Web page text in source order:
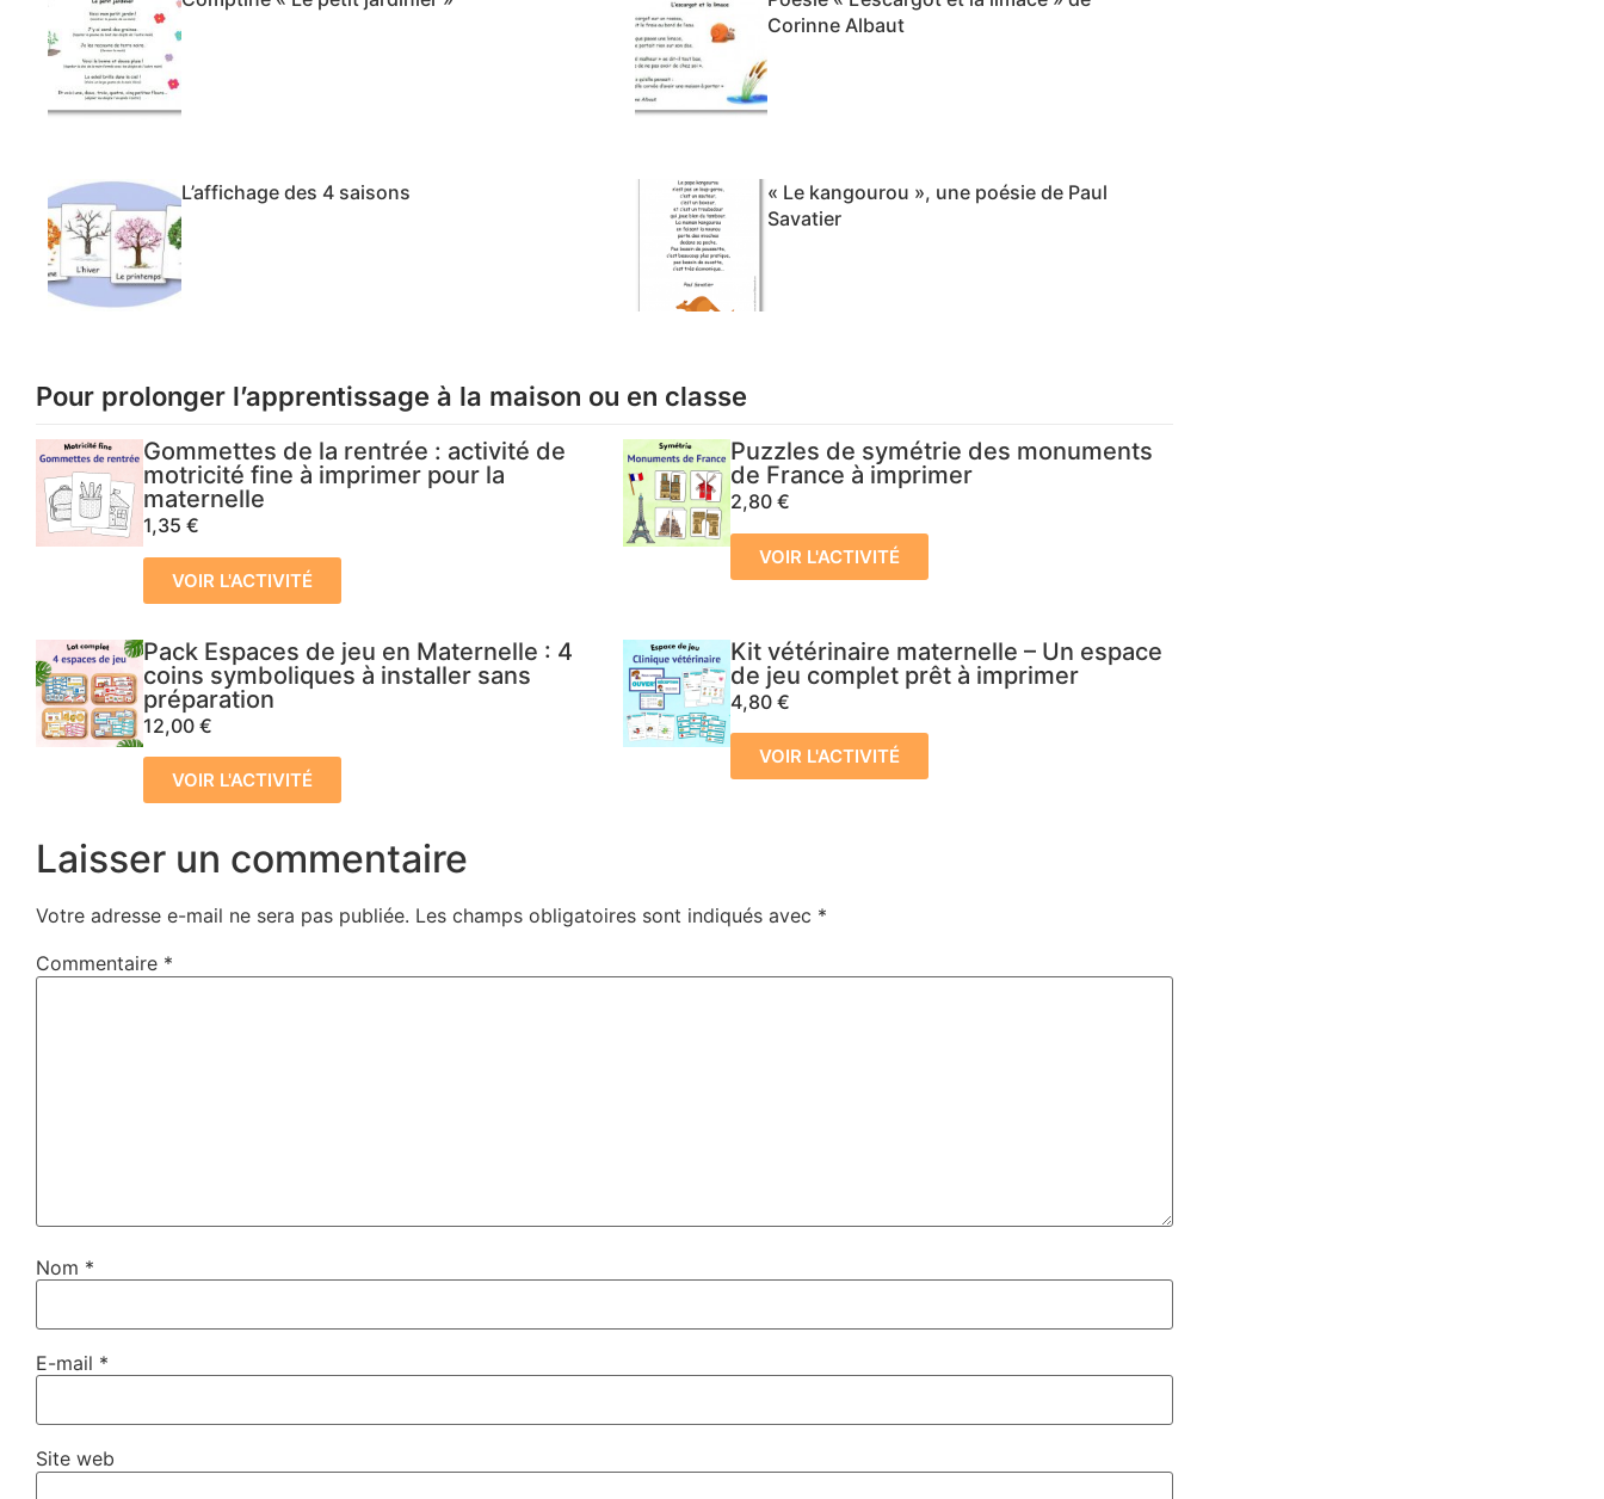
Corinne Albaut
L’affichage des 4 saisons
« Le kangourou », une poésie de Paul
Savatier
Pour prolonger l’apprentissage à la maison ou en classe
Gommettes de la rentrée : activité de
motricité fine à imprimer pour la
maternelle
1,35 €
VOIR L'ACTIVITÉ
Puzzles de symétrie des monuments
de France à imprimer
2,80 €
VOIR L'ACTIVITÉ
Pack Espaces de jeu en Maternelle : 4
coins symboliques à installer sans
préparation
12,00 €
VOIR L'ACTIVITÉ
Kit vétérinaire maternelle – Un espace
de jeu complet prêt à imprimer
4,80 €
VOIR L'ACTIVITÉ
Laisser un commentaire
Votre adresse e-mail ne sera pas publiée. Les champs obligatoires sont indiqués avec *
Commentaire *
Nom *
E-mail *
Site web